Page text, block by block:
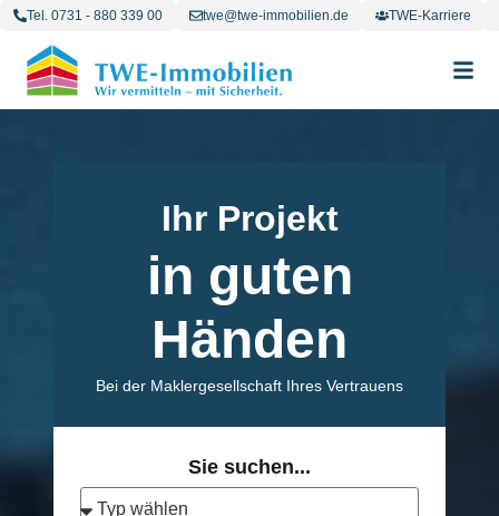
Tel. 0731 - 880 339 00 twe@twe-immobilien.de TWE-Karriere
Ihr Projekt
in guten
Händen
Bei der Maklergesellschaft Ihres Vertrauens
Sie suchen...